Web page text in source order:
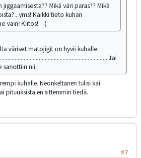
Mikä väri paras?? Mikä
Kaikki tieto kuhan
vain! Kiitos! :-)
matojigit on hyvii kuhalle
sanottiin nii
kuhalle. Neonkeltanen tulisi kai
pituuksista en sittemmin tiedä.
#7